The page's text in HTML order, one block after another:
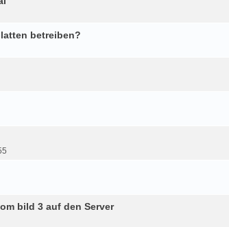
betreiben?
bild 3 auf den Server